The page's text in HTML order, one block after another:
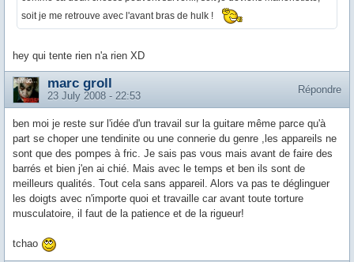
soit je me retrouve avec l'avant bras de hulk !
hey qui tente rien n'a rien XD
Répondre
marc groll
23 July 2008 - 22:53
ben moi je reste sur l'idée d'un travail sur la guitare même parce qu'à
part se choper une tendinite ou une connerie du genre ,les appareils ne
sont que des pompes à fric. Je sais pas vous mais avant de faire des
barrés et bien j'en ai chié. Mais avec le temps et ben ils sont de
meilleurs qualités. Tout cela sans appareil. Alors va pas te déglinguer
les doigts avec n'importe quoi et travaille car avant toute torture
musculatoire, il faut de la patience et de la rigueur!
tchao